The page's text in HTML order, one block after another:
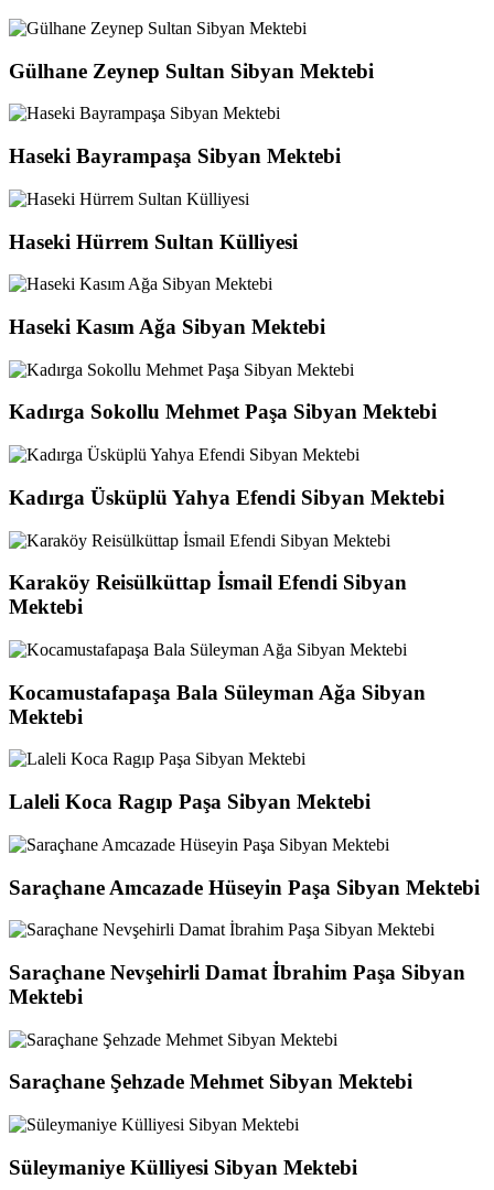
Gülhane Zeynep Sultan Sibyan Mektebi
Haseki Bayrampaşa Sibyan Mektebi
Haseki Hürrem Sultan Külliyesi
Haseki Kasım Ağa Sibyan Mektebi
Kadırga Sokollu Mehmet Paşa Sibyan Mektebi
Kadırga Üsküplü Yahya Efendi Sibyan Mektebi
Karaköy Reisülküttap İsmail Efendi Sibyan
Mektebi
Kocamustafapaşa Bala Süleyman Ağa Sibyan
Mektebi
Laleli Koca Ragıp Paşa Sibyan Mektebi
Saraçhane Amcazade Hüseyin Paşa Sibyan Mektebi
Saraçhane Nevşehirli Damat İbrahim Paşa Sibyan
Mektebi
Saraçhane Şehzade Mehmet Sibyan Mektebi
Süleymaniye Külliyesi Sibyan Mektebi